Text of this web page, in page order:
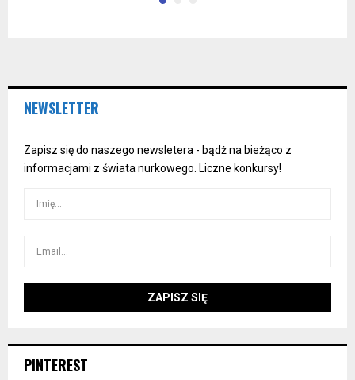
NEWSLETTER
Zapisz się do naszego newsletera - bądż na bieżąco z
informacjami z świata nurkowego. Liczne konkursy!
PINTEREST